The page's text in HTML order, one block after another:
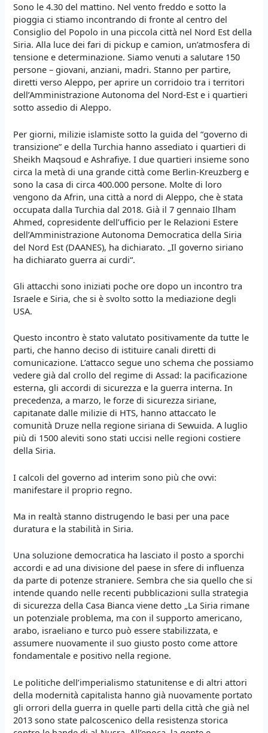
Sono le 4.30 del mattino. Nel vento freddo e sotto la
pioggia ci stiamo incontrando di fronte al centro del
Consiglio del Popolo in una piccola città nel Nord Est della
Siria. Alla luce dei fari di pickup e camion, un’atmosfera di
tensione e determinazione. Siamo venuti a salutare 150
persone – giovani, anziani, madri. Stanno per partire,
diretti verso Aleppo, per aprire un corridoio tra i territori
dell’Amministrazione Autonoma del Nord-Est e i quartieri
sotto assedio di Aleppo.
Per giorni, milizie islamiste sotto la guida del “governo di
transizione” e della Turchia hanno assediato i quartieri di
Sheikh Maqsoud e Ashrafiye. I due quartieri insieme sono
circa la metà di una grande città come Berlin-Kreuzberg e
sono la casa di circa 400.000 persone. Molte di loro
vengono da Afrin, una città a nord di Aleppo, che è stata
occupata dalla Turchia dal 2018. Già il 7 gennaio Ilham
Ahmed, copresidente dell’ufficio per le Relazioni Estere
dell’Amministrazione Autonoma Democratica della Siria
del Nord Est (DAANES), ha dichiarato. „Il governo siriano
ha dichiarato guerra ai curdi“.
Gli attacchi sono iniziati poche ore dopo un incontro tra
Israele e Siria, che si è svolto sotto la mediazione degli
USA.
Questo incontro è stato valutato positivamente da tutte le
parti, che hanno deciso di istituire canali diretti di
comunicazione. L’attacco segue uno schema che possiamo
vedere già dal crollo del regime di Assad: la pacificazione
esterna, gli accordi di sicurezza e la guerra interna. In
precedenza, a marzo, le forze di sicurezza siriane,
capitanate dalle milizie di HTS, hanno attaccato le
comunità Druze nella regione siriana di Sewuida. A luglio
più di 1500 aleviti sono stati uccisi nelle regioni costiere
della Siria.
I calcoli del governo ad interim sono più che ovvi:
manifestare il proprio regno.
Ma in realtà stanno distrugendo le basi per una pace
duratura e la stabilità in Siria.
Una soluzione democratica ha lasciato il posto a sporchi
accordi e ad una divisione del paese in sfere di influenza
da parte di potenze straniere. Sembra che sia quello che si
intende quando nelle recenti pubblicazioni sulla strategia
di sicurezza della Casa Bianca viene detto „La Siria rimane
un potenziale problema, ma con il supporto americano,
arabo, israeliano e turco può essere stabilizzata, e
assumere nuovamente il suo giusto posto come attore
fondamentale e positivo nella regione.
Le politiche dell’imperialismo statunitense e di altri attori
della modernità capitalista hanno già nuovamente portato
gli orrori della guerra in quelle parti della città che già nel
2013 sono state palcoscenico della resistenza storica